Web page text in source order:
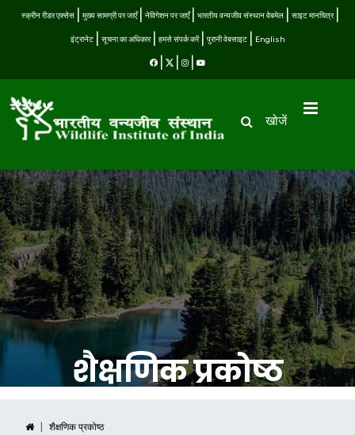
स्क्रीन रीडर एक्सेस मुख्य सामग्री पर जाएँ नेविगेशन पर जाएँ भारतीय वन्यजीव संस्थान वेबमेल साइट मानचित्र
इंट्रानेट सूचना का अधिकार हमसे संपर्क करें पुरानी वेबसाइट English
खोजें
शैक्षणिक प्रकोष्ठ
शैक्षणिक प्रकोष्ठ